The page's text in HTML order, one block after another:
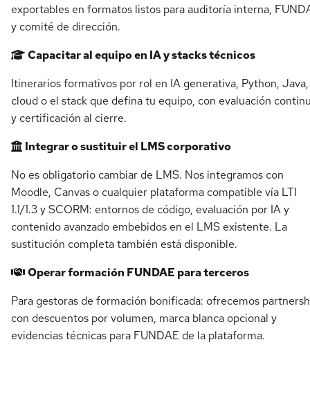
exportables en formatos listos para auditoría interna,
y comité de dirección.
Capacitar al equipo en IA y stacks técnicos
Itinerarios formativos por rol en IA generativa, Python, Java,
cloud o el stack que defina tu equipo, con evaluación
y certificación al cierre.
Integrar o sustituir el LMS corporativo
No es obligatorio cambiar de LMS. Nos integramos con
Moodle, Canvas o cualquier plataforma compatible vía LTI
1.1/1.3 y SCORM: entornos de código, evaluación por IA y
contenido avanzado embebidos en el LMS existente. La
sustitución completa también está disponible.
Operar formación FUNDAE para terceros
Para gestoras de formación bonificada: ofrecemos
con descuentos por volumen, marca blanca opcional y
evidencias técnicas para FUNDAE de la plataforma.